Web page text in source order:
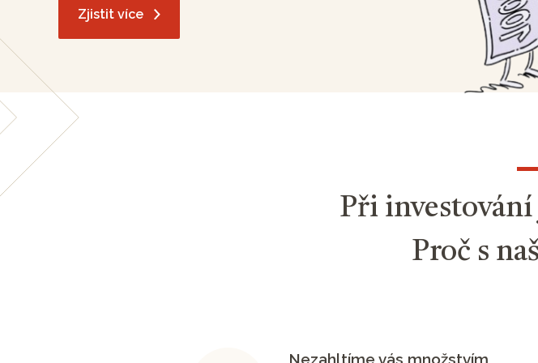
Zjistit více
Při
Proč s
Nezahltíme vás množstvím